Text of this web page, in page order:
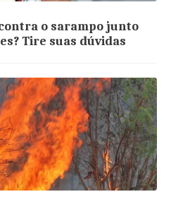
o sarampo junto
Tire suas dúvidas